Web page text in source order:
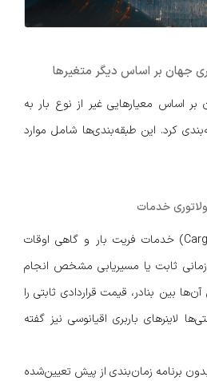
جهان بر اساس دیگر متغیرها
بر اساس معیارهایی غیر از نوع بار به
کرد. این طبقه‌بندی‌ها شامل موارد
خدمات
کشتی باری لاینر (Cargo Liners) خدمات فریت بار و گاهی اوقات
ثابت یا مسیریابی مشخص انجام
بین بنادر، قیمت قراردادی ثابتی را
لاینرهای باربری اقیانوسی نیز گفته
برنامه زمان‌بندی از پیش تعیین‌شده